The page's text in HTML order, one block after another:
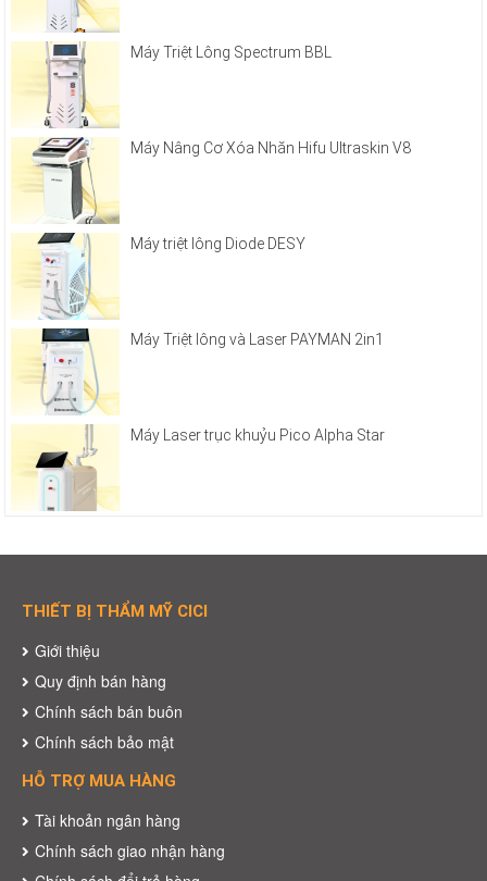
Máy Triệt Lông Spectrum BBL
Máy Nâng Cơ Xóa Nhăn Hifu Ultraskin V8
Máy triệt lông Diode DESY
Máy Triệt lông và Laser PAYMAN 2in1
Máy Laser trục khuỷu Pico Alpha Star
THIẾT BỊ THẨM MỸ CICI
Giới thiệu
Quy định bán hàng
Chính sách bán buôn
Chính sách bảo mật
HỖ TRỢ MUA HÀNG
Tài khoản ngân hàng
Chính sách giao nhận hàng